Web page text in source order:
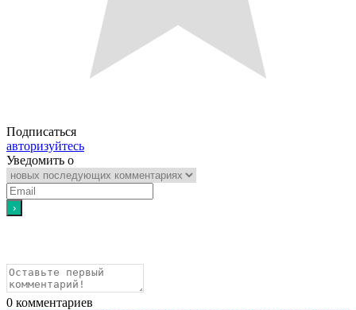
Подписаться
авторизуйтесь
Уведомить о
0 комментариев